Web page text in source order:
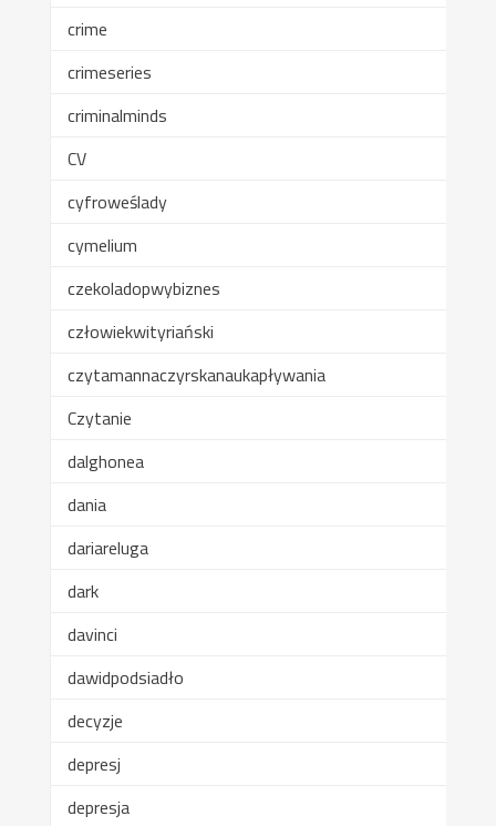
crime
crimeseries
criminalminds
CV
cyfroweślady
cymelium
czekoladopwybiznes
człowiekwityriański
czytamannaczyrskanaukapływania
Czytanie
dalghonea
dania
dariareluga
dark
davinci
dawidpodsiadło
decyzje
depresj
depresja